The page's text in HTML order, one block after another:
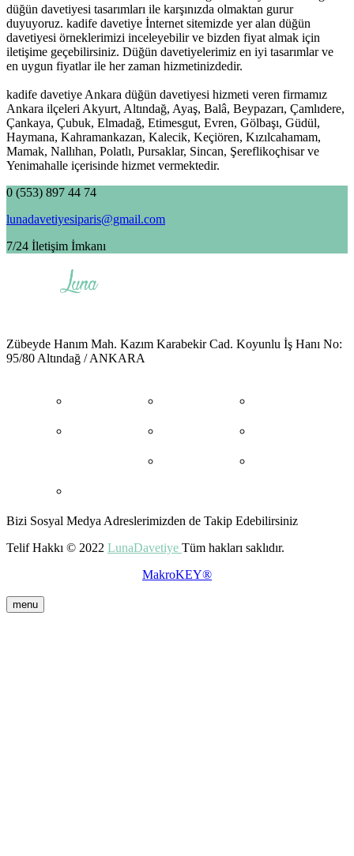
düğün davetiyesi tasarımları ile karşınızda olmaktan gurur
duyuyoruz. kadife davetiye İnternet sitemizde yer alan düğün
davetiyesi örneklerimizi inceleyebilir ve bizden fiyat almak için
iletişime geçebilirsiniz. Düğün davetiyelerimiz en iyi tasarımlar ve
en uygun fiyatlar ile her zaman hizmetinizdedir.
kadife davetiye Ankara düğün davetiyesi hizmeti veren firmamız
Ankara ilçeleri Akyurt, Altındağ, Ayaş, Balâ, Beypazarı, Çamlıdere,
Çankaya, Çubuk, Elmadağ, Etimesgut, Evren, Gölbaşı, Güdül,
Haymana, Kahramankazan, Kalecik, Keçiören, Kızılcahamam,
Mamak, Nallıhan, Polatlı, Pursaklar, Sincan, Şereflikoçhisar ve
Yenimahalle içerisinde hizmet vermektedir.
0 (553) 897 44 74
lunadavetiyesiparis@gmail.com
7/24 İletişim İmkanı
Zübeyde Hanım Mah. Kazım Karabekir Cad. Koyunlu İş Hanı No:
95/80 Altındağ / ANKARA
Kişisel Verilerin
Satış Politikamız
Bizi Sosyal Medya Adreslerimizden de Takip Edebilirsiniz
Telif Hakkı © 2022 LunaDavetiye Tüm hakları saklıdır.
MakroKEY®
menu